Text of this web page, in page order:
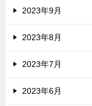
2023年9月
2023年8月
2023年7月
2023年6月